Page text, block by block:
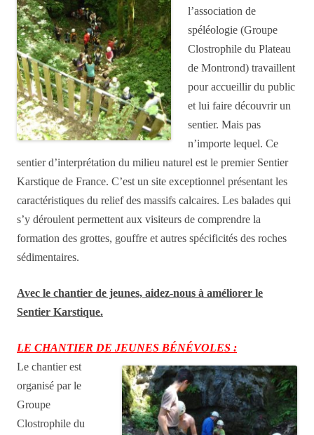
l’association de
spéléologie (Groupe
Clostrophile du Plateau
de Montrond) travaillent
pour accueillir du public
et lui faire découvrir un
sentier. Mais pas
n’importe lequel. Ce
sentier d’interprétation du milieu naturel est le premier Sentier
Karstique de France. C’est un site exceptionnel présentant les
caractéristiques du relief des massifs calcaires. Les balades qui
s’y déroulent permettent aux visiteurs de comprendre la
formation des grottes, gouffre et autres spécificités des roches
sédimentaires.
Avec le chantier de jeunes, aidez-nous à améliorer le
Sentier Karstique.
LE CHANTIER DE JEUNES BÉNÉVOLES :
Le chantier est
organisé par le
Groupe
Clostrophile du